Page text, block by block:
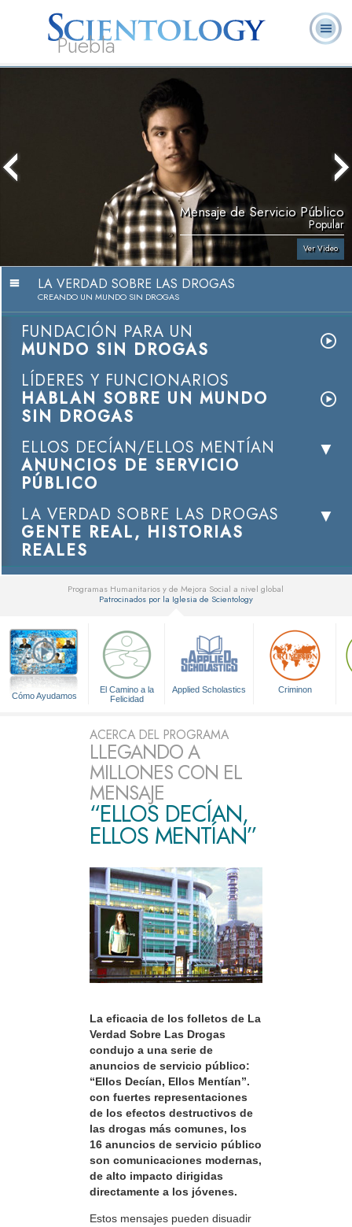
Puebla
Voluntarios
Mensaje de Servicio Público
Popular
Ver Video
LA VERDAD SOBRE LAS DROGAS
CREANDO UN MUNDO SIN DROGAS
FUNDACIÓN PARA UN
MUNDO SIN DROGAS
LÍDERES Y FUNCIONARIOS
HABLAN SOBRE UN MUNDO
SIN DROGAS
ELLOS DECÍAN/ELLOS MENTÍAN
ANUNCIOS DE SERVICIO
PÚBLICO
LA VERDAD SOBRE LAS DROGAS
GENTE REAL, HISTORIAS
REALES
Programas Humanitarios y de Mejora Social a nivel global
Patrocinados por la Iglesia de Scientology
Cómo Ayudamos
El Camino a la
Felicidad
Applied Scholastics Criminon
ACERCA DEL PROGRAMA
LLEGANDO A
MILLONES CON EL
MENSAJE
“ELLOS DECÍAN,
ELLOS MENTÍAN”
La eficacia de los folletos de La
Verdad Sobre Las Drogas
condujo a una serie de
anuncios de servicio público:
“Ellos Decían, Ellos Mentían”.
con fuertes representaciones
de los efectos destructivos de
las drogas más comunes, los
16 anuncios de servicio público
son comunicaciones modernas,
de alto impacto dirigidas
directamente a los jóvenes.
Estos mensajes pueden disuadir